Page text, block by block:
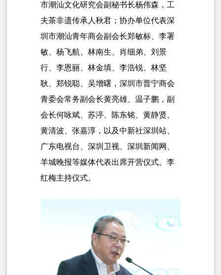
市潮汕文化研究会副秘书长杨伟森，工
夫茶非遗传承人秋君；协办单位代表深
圳市潮汕青年商会副会长郑敏标、李署
敏、杨飞航、林南生、肖细弟、刘景
行、李恩丽、林金填、李浩锐、林坚
耿、郑锐聪、吴增曙，深圳市普宁商会
青委会常务副会长黄亮雄、温子鹏，副
会长何咏斌、苏渟、陈东铭、黄静贤、
黄清波、张嘉淳，以及中新社深圳站、
广东电视台、深圳卫视、深圳新闻网、
羊城晚报等媒体代表出席开营仪式。李
红梅主持仪式。